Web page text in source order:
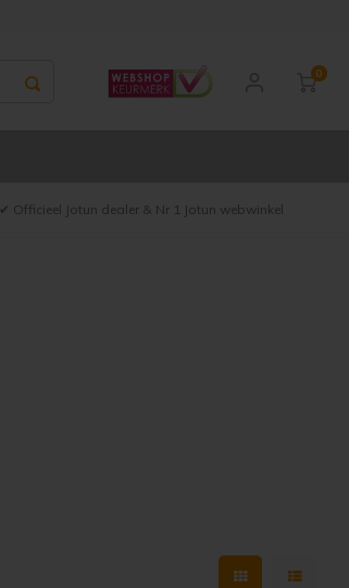
0
✔ Officieel Jotun dealer & Nr 1 Jotun webwinkel